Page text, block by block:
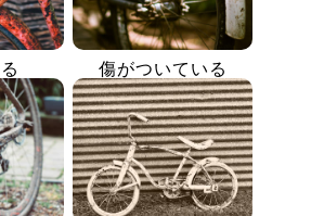
傷がついている